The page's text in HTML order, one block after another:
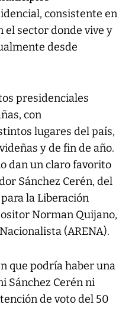
consistente en
el sector donde vive y
desde
presidenciales
con
lugares del país,
y de fin de año.
dan un claro favorito
Sánchez Cerén, del
la Liberación
Norman Quijano,
(ARENA).
que podría haber una
Sánchez Cerén ni
de voto del 50